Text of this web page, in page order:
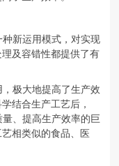
新运用模式，对实现
及容错性都提供了有
极大地提高了生产效
结合生产工艺后，
、提高生产效率的巨
相类似的食品、医